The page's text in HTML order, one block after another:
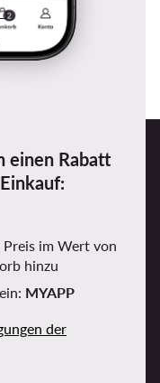
einen Rabatt
Preis im Wert von
hinzu
MYAPP
der